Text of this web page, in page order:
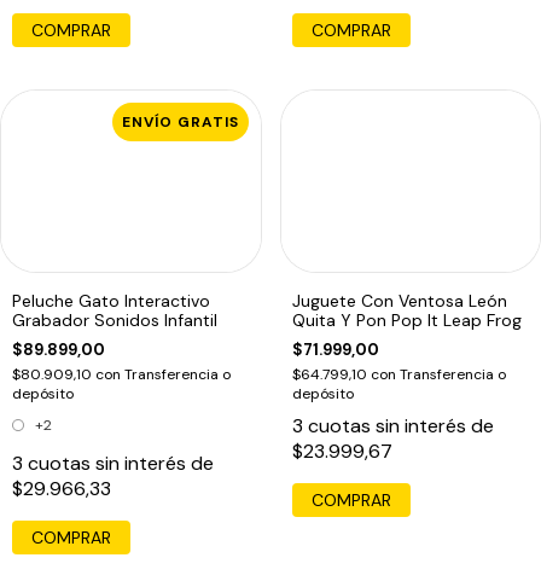
COMPRAR COMPRAR
ENVÍO GRATIS
Peluche Gato Interactivo
Grabador Sonidos Infantil
$89.899,00
$80.909,10 con Transferencia o
depósito
+2
3 cuotas sin interés de
$29.966,33
COMPRAR
Juguete Con Ventosa León
Quita Y Pon Pop It Leap Frog
$71.999,00
$64.799,10 con Transferencia o
depósito
3 cuotas sin interés de
$23.999,67